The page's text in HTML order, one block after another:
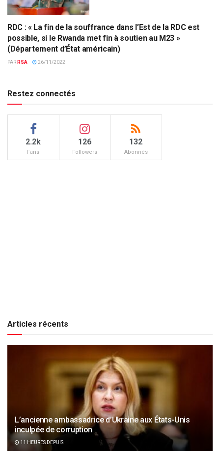
AFRIQUE CENTRALE
RDC : « La fin de la souffrance dans l’Est de la RDC est
possible, si le Rwanda met fin à soutien au M23 »
(Département d’État américain)
PAR RSA 26/11/2022
Restez connectés
2.2k
Fans
126
Followers
132
Abonnés
Articles récents
L’ancienne ambassadrice d’Ukraine aux États-Unis
inculpée de corruption
11 HEURES DEPUIS